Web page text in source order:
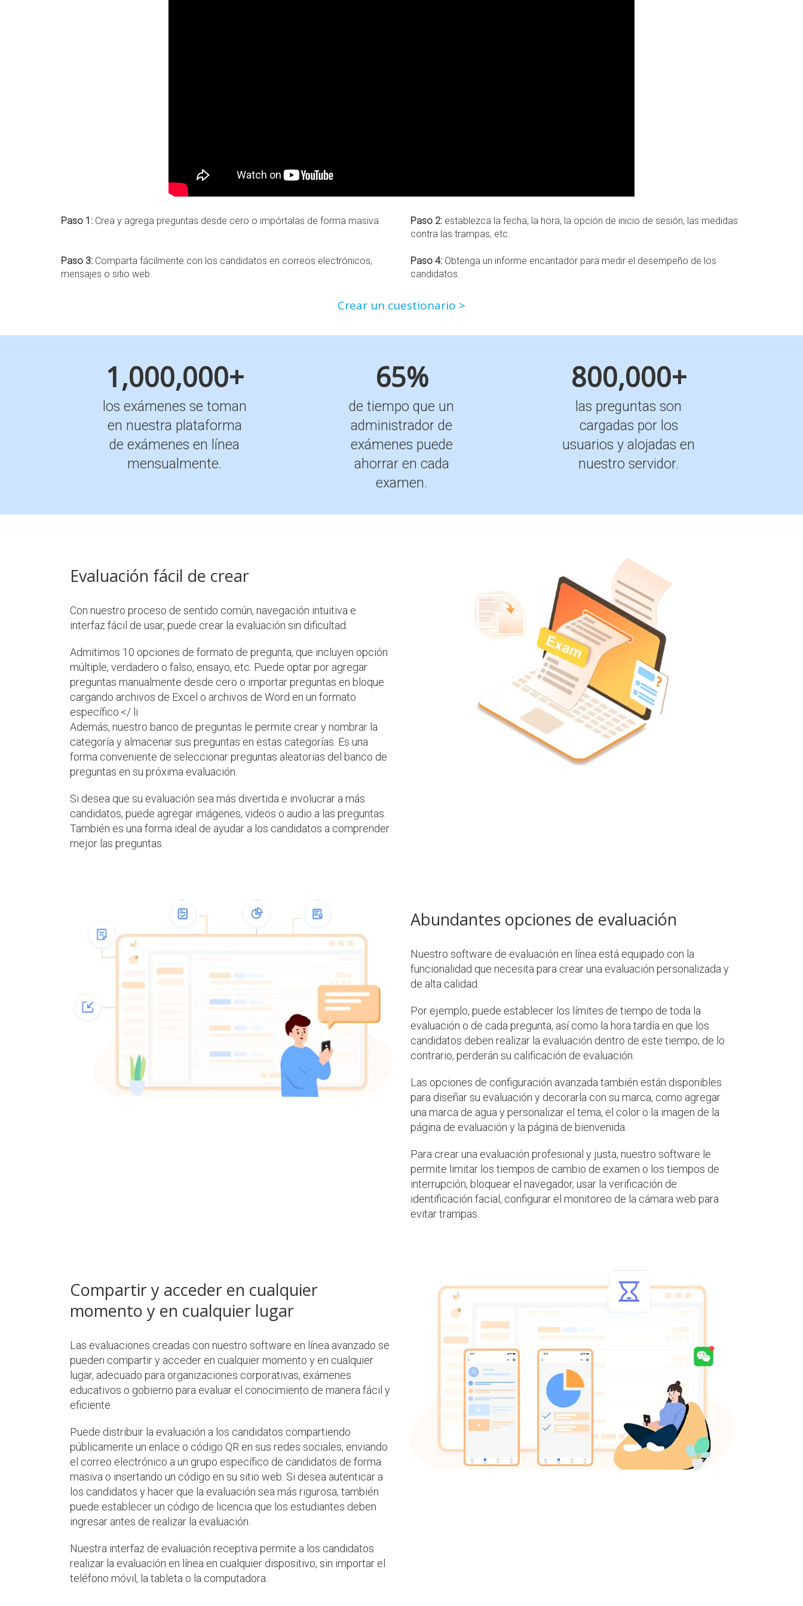
Paso 1: Crea y agrega preguntas desde cero o impórtalas de forma masiva. Paso 2: establezca la fecha, la hora, la opción de inicio de sesión, las medidas
contra las trampas, etc.
Paso 3: Comparta fácilmente con los candidatos en correos electrónicos,
mensajes o sitio web.
Paso 4: Obtenga un informe encantador para medir el desempeño de los
candidatos.
Crear un cuestionario >
1,000,000+
los exámenes se toman
en nuestra plataforma
de exámenes en línea
mensualmente.
65%
de tiempo que un
administrador de
exámenes puede
ahorrar en cada
examen.
800,000+
las preguntas son
cargadas por los
usuarios y alojadas en
nuestro servidor.
Evaluación fácil de crear
Con nuestro proceso de sentido común, navegación intuitiva e
interfaz fácil de usar, puede crear la evaluación sin dificultad.
Admitimos 10 opciones de formato de pregunta, que incluyen opción
múltiple, verdadero o falso, ensayo, etc. Puede optar por agregar
preguntas manualmente desde cero o importar preguntas en bloque
cargando archivos de Excel o archivos de Word en un formato
específico.</ li
Además, nuestro banco de preguntas le permite crear y nombrar la
categoría y almacenar sus preguntas en estas categorías. Es una
forma conveniente de seleccionar preguntas aleatorias del banco de
preguntas en su próxima evaluación.
Si desea que su evaluación sea más divertida e involucrar a más
candidatos, puede agregar imágenes, videos o audio a las preguntas.
También es una forma ideal de ayudar a los candidatos a comprender
mejor las preguntas.
Abundantes opciones de evaluación
Nuestro software de evaluación en línea está equipado con la
funcionalidad que necesita para crear una evaluación personalizada y
de alta calidad.
Por ejemplo, puede establecer los límites de tiempo de toda la
evaluación o de cada pregunta, así como la hora tardía en que los
candidatos deben realizar la evaluación dentro de este tiempo; de lo
contrario, perderán su calificación de evaluación.
Las opciones de configuración avanzada también están disponibles
para diseñar su evaluación y decorarla con su marca, como agregar
una marca de agua y personalizar el tema, el color o la imagen de la
página de evaluación y la página de bienvenida.
Para crear una evaluación profesional y justa, nuestro software le
permite limitar los tiempos de cambio de examen o los tiempos de
interrupción, bloquear el navegador, usar la verificación de
identificación facial, configurar el monitoreo de la cámara web para
evitar trampas.
Compartir y acceder en cualquier
momento y en cualquier lugar
Las evaluaciones creadas con nuestro software en línea avanzado se
pueden compartir y acceder en cualquier momento y en cualquier
lugar, adecuado para organizaciones corporativas, exámenes
educativos o gobierno para evaluar el conocimiento de manera fácil y
eficiente.
Puede distribuir la evaluación a los candidatos compartiendo
públicamente un enlace o código QR en sus redes sociales, enviando
el correo electrónico a un grupo específico de candidatos de forma
masiva o insertando un código en su sitio web. Si desea autenticar a
los candidatos y hacer que la evaluación sea más rigurosa, también
puede establecer un código de licencia que los estudiantes deben
ingresar antes de realizar la evaluación.
Nuestra interfaz de evaluación receptiva permite a los candidatos
realizar la evaluación en línea en cualquier dispositivo, sin importar el
teléfono móvil, la tableta o la computadora.